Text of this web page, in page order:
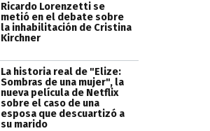
Ricardo Lorenzetti se
metió en el debate sobre
la inhabilitación de Cristina
Kirchner
La historia real de "Elize:
Sombras de una mujer", la
nueva película de Netflix
sobre el caso de una
esposa que descuartizó a
su marido